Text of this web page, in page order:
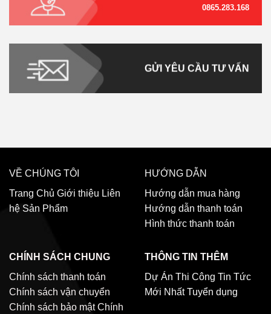
0865.283.168
GỬI YÊU CẦU TƯ VẤN
VỀ CHÚNG TÔI
Trang Chủ Giới thiệu Liên
hệ Sản Phẩm
HƯỚNG DẪN
Hướng dẫn mua hàng
Hướng dẫn thanh toán
Hình thức thanh toán
CHÍNH SÁCH CHUNG
Chính sách thanh toán
Chính sách vận chuyển
Chính sách bảo mật Chính
THÔNG TIN THÊM
Dự Án Thi Công Tin Tức
Mới Nhất Tuyển dụng